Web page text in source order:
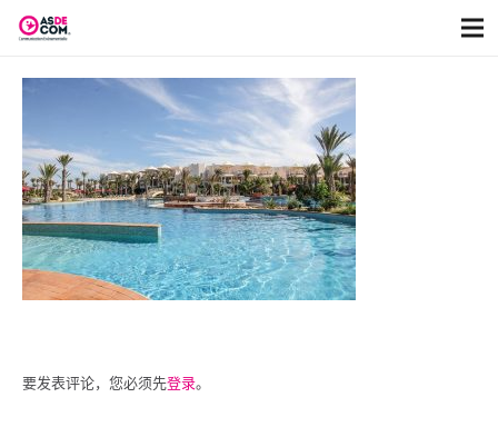
要发表评论，您必须先登录。